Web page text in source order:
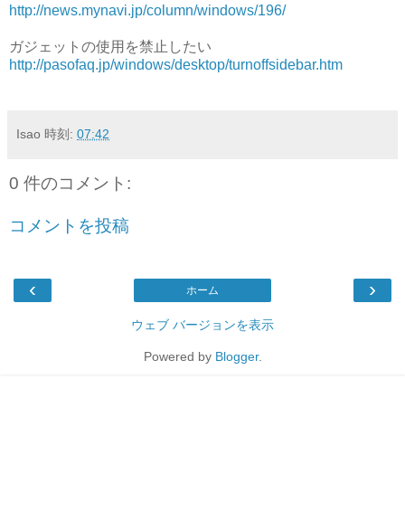
http://news.mynavi.jp/column/windows/196/
ガジェットの使用を禁止したい
http://pasofaq.jp/windows/desktop/turnoffsidebar.htm
Isao 時刻: 07:42
0 件のコメント:
コメントを投稿
‹ ›
ホーム
ウェブ バージョンを表示
Powered by Blogger.